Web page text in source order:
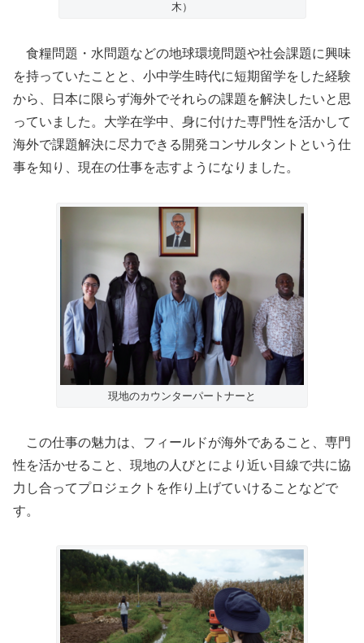
木）
食糧問題・水問題などの地球環境問題や社会課題に興味
を持っていたことと、小中学生時代に短期留学をした経験
から、日本に限らず海外でそれらの課題を解決したいと思
っていました。大学在学中、身に付けた専門性を活かして
海外で課題解決に尽力できる開発コンサルタントという仕
事を知り、現在の仕事を志すようになりました。
現地のカウンターパートナーと
この仕事の魅力は、フィールドが海外であること、専門
性を活かせること、現地の人びとにより近い目線で共に協
力し合ってプロジェクトを作り上げていけることなどで
す。